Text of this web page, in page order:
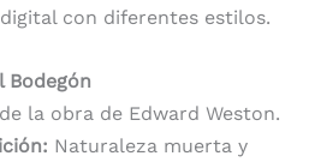
con diferentes estilos.
Bodegón
la obra de Edward Weston.
Naturaleza muerta y